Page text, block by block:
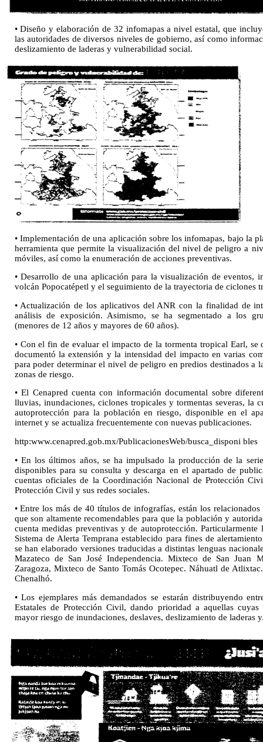
• Diseño y elaboración de 32 infomapas a nivel estatal, que
las autoridades de diversos niveles de gobierno, así como
deslizamiento de laderas y vulnerabilidad social.
• Implementación de una aplicación sobre los infomapas, bajo la
herramienta que permite la visualización del nivel de peligro a
móviles, así como la enumeración de acciones preventivas.
• Desarrollo de una aplicación para la visualización de eventos,
volcán Popocatépetl y el seguimiento de la trayectoria de ciclones
• Actualización de los aplicativos del ANR con la finalidad de
análisis de exposición. Asimismo, se ha segmentado a los
(menores de 12 años y mayores de 60 años).
• Con el fin de evaluar el impacto de la tormenta tropical Earl,
documentó la extensión y la intensidad del impacto en varias
para poder determinar el nivel de peligro en predios destinados a
zonas de riesgo.
• El Cenapred cuenta con información documental sobre
lluvias, inundaciones, ciclones tropicales y tormentas severas, la
autoprotección para la población en riesgo, disponible en el
internet y se actualiza frecuentemente con nuevas publicaciones.
http:www.cenapred.gob.mx/PublicacionesWeb/busca_disponi bles
• En los últimos años, se ha impulsado la producción de la
disponibles para su consulta y descarga en el apartado de
cuentas oficiales de la Coordinación Nacional de Protección
Protección Civil y sus redes sociales.
• Entre los más de 40 títulos de infografías, están los
que son altamente recomendables para que la población y
cuenta medidas preventivas y de autoprotección.
Sistema de Alerta Temprana establecido para fines de
se han elaborado versiones traducidas a distintas lenguas
Mazateco de San José Independencia. Mixteco de San Juan
Zaragoza, Mixteco de Santo Tomás Ocotepec. Náhuatl de
Chenalhó.
• Los ejemplares más demandados se estarán distribuyendo
Estatales de Protección Civil, dando prioridad a aquellas cuyas
mayor riesgo de inundaciones, deslaves, deslizamiento de laderas